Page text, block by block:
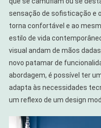
sensação de sofisticação e
torna confortável e ao
estilo de vida
visual andam de mãos
novo patamar de
abordagem, é possível ter
adapta às necessidades
um reflexo de um design